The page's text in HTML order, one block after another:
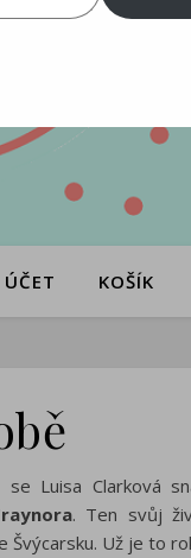
ÚČET KOŠÍK
se Luisa Clarková
. Ten svůj
Švýcarsku. Už je to